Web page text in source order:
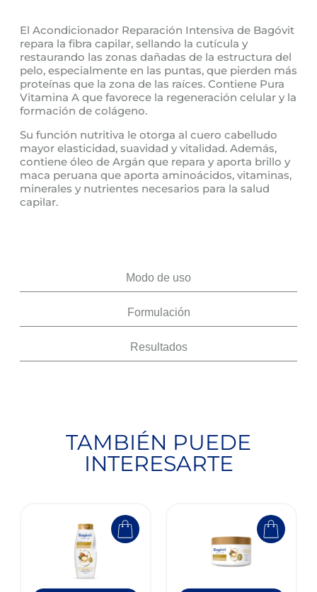
Modo de uso
Formulación
Resultados
El Acondicionador Reparación Intensiva de Bagóvit
repara la fibra capilar, sellando la cutícula y
restaurando las zonas dañadas de la estructura del
pelo, especialmente en las puntas, que pierden más
proteínas que la zona de las raíces. Contiene Pura
Vitamina A que favorece la regeneración celular y la
formación de colágeno.
Su función nutritiva le otorga al cuero cabelludo
mayor elasticidad, suavidad y vitalidad. Además,
contiene óleo de Argán que repara y aporta brillo y
maca peruana que aporta aminoácidos, vitaminas,
minerales y nutrientes necesarios para la salud
capilar.
TAMBIÉN PUEDE
INTERESARTE